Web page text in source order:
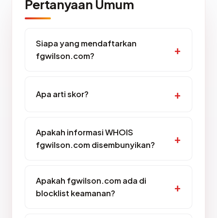
Pertanyaan Umum
Siapa yang mendaftarkan
fgwilson.com?
Apa arti skor?
Apakah informasi WHOIS
fgwilson.com disembunyikan?
Apakah fgwilson.com ada di
blocklist keamanan?